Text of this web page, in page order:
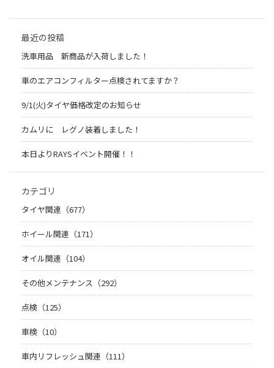
最近の投稿
洗車用品 新商品が入荷しました！
車のエアコンフィルター点検されてますか？
9/1(火)タイヤ価格改定のお知らせ
カムリに レグノ装着しました！
本日よりRAYSイベント開催！！
カテゴリ
タイヤ関連（677）
ホイール関連（171）
オイル関連（104）
その他メンテナンス（292）
点検（125）
車検（10）
車内リフレッシュ関連（111）